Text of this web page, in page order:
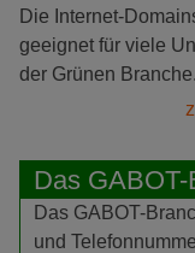
Die Internet-
geeignet für viele
der Grünen Branche.
Das
Das GABOT-
und